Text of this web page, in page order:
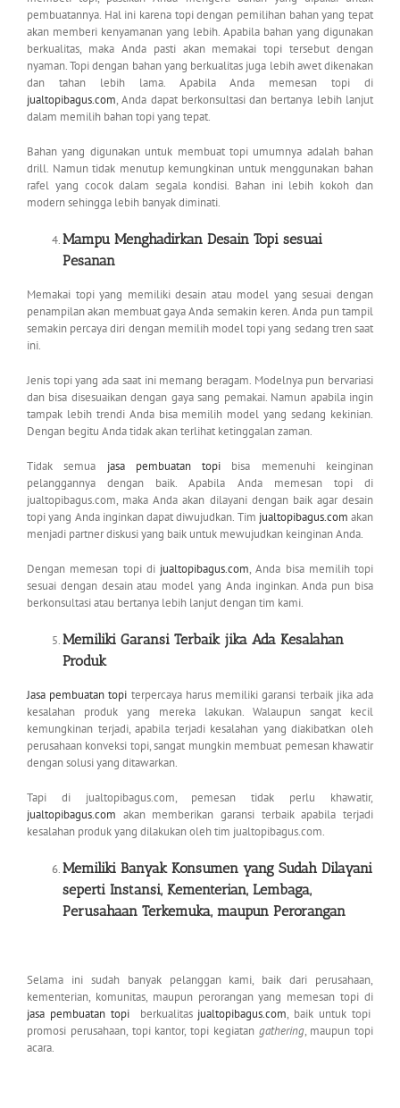
pembuatannya. Hal ini karena topi dengan pemilihan bahan yang tepat
akan memberi kenyamanan yang lebih. Apabila bahan yang digunakan
berkualitas, maka Anda pasti akan memakai topi tersebut dengan
nyaman. Topi dengan bahan yang berkualitas juga lebih awet dikenakan
dan tahan lebih lama. Apabila Anda memesan topi di
jualtopibagus.com, Anda dapat berkonsultasi dan bertanya lebih lanjut
dalam memilih bahan topi yang tepat.
Bahan yang digunakan untuk membuat topi umumnya adalah bahan
drill. Namun tidak menutup kemungkinan untuk menggunakan bahan
rafel yang cocok dalam segala kondisi. Bahan ini lebih kokoh dan
modern sehingga lebih banyak diminati.
Mampu Menghadirkan Desain Topi sesuai
Pesanan
Memakai topi yang memiliki desain atau model yang sesuai dengan
penampilan akan membuat gaya Anda semakin keren. Anda pun tampil
semakin percaya diri dengan memilih model topi yang sedang tren saat
ini.
Jenis topi yang ada saat ini memang beragam. Modelnya pun bervariasi
dan bisa disesuaikan dengan gaya sang pemakai. Namun apabila ingin
tampak lebih trendi Anda bisa memilih model yang sedang kekinian.
Dengan begitu Anda tidak akan terlihat ketinggalan zaman.
Tidak semua jasa pembuatan topi bisa memenuhi keinginan
pelanggannya dengan baik. Apabila Anda memesan topi di
jualtopibagus.com, maka Anda akan dilayani dengan baik agar desain
topi yang Anda inginkan dapat diwujudkan. Tim jualtopibagus.com akan
menjadi partner diskusi yang baik untuk mewujudkan keinginan Anda.
Dengan memesan topi dijualtopibagus.com, Anda bisa memilih topi
sesuai dengan desain atau model yang Anda inginkan. Anda pun bisa
berkonsultasi atau bertanya lebih lanjut dengan tim kami.
Memiliki Garansi Terbaik jika Ada Kesalahan
Produk
Jasa pembuatan topi terpercaya harus memiliki garansi terbaik jika ada
kesalahan produk yang mereka lakukan. Walaupun sangat kecil
kemungkinan terjadi, apabila terjadi kesalahan yang diakibatkan oleh
perusahaan konveksi topi, sangat mungkin membuat pemesan khawatir
dengan solusi yang ditawarkan.
Tapi di jualtopibagus.com, pemesan tidak perlu khawatir,
jualtopibagus.com akan memberikan garansi terbaik apabila terjadi
kesalahan produk yang dilakukan oleh tim jualtopibagus.com.
Memiliki Banyak Konsumen yang Sudah Dilayani
seperti Instansi, Kementerian, Lembaga,
Perusahaan Terkemuka, maupun Perorangan
Selama ini sudah banyak pelanggan kami, baik dari perusahaan,
kementerian, komunitas, maupun perorangan yang memesan topi di
jasa pembuatan topi
berkualitas jualtopibagus.com, baik untuk topi
promosi perusahaan, topi kantor, topi kegiatan gathering, maupun topi
acara.